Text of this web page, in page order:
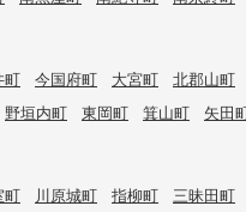
町 今国府町 大宮町 北郡山町
野垣内町 東岡町 箕山町 矢田
町 川原城町 指柳町 三昧田町